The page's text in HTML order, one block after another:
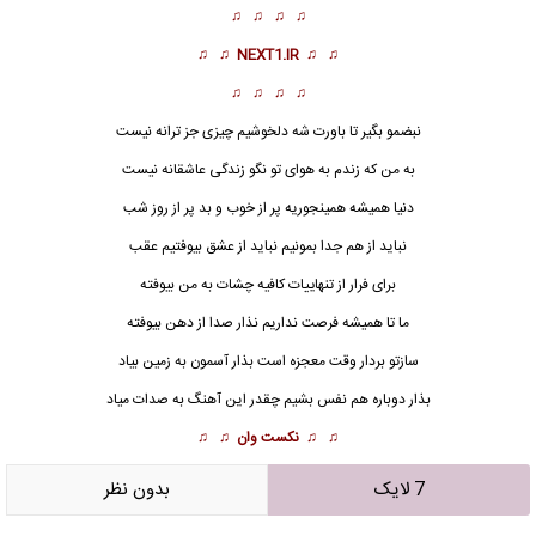
♫ ♫ ♫ ♫
♫ ♫
NEXT1.IR
♫ ♫
♫ ♫ ♫ ♫
نبضمو بگیر تا باورت شه دلخوشیم چیزی جز ترانه نیست
به من که زندم به هوای تو نگو زندگی عاشقانه نیست
دنیا همیشه همینجوریه پر از خوب و بد پر از روز شب
نباید از هم جدا بمونیم نباید از عشق بیوفتیم عقب
برای فرار از تنهاییات کافیه چشات به من بیوفته
ما تا همیشه فرصت نداریم نذار صدا از دهن بیوفته
سازتو بردار وقتمعجزه است بذار آسمون به زمین بیاد
بذار دوباره هم نفس بشیم چقدر این آهنگ به صدات میاد
♫ ♫ نکست وان ♫ ♫
7 لایک بدون نظر